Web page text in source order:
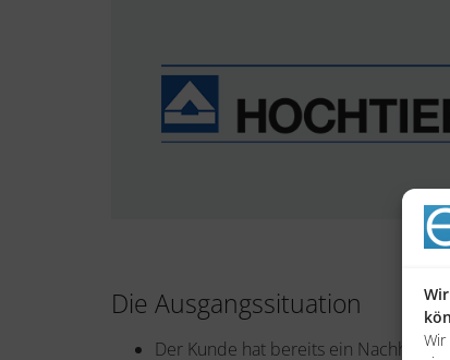
Die Ausgangssituation
Der Kunde hat bereits ein